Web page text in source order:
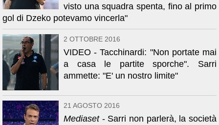
visto una squadra spenta, fino al primo
gol di Dzeko potevamo vincerla"
2 OTTOBRE 2016
VIDEO - Tacchinardi: "Non portate mai
a casa le partite sporche". Sarri
ammette: "E' un nostro limite"
21 AGOSTO 2016
Mediaset- Sarri non parlerà, la società